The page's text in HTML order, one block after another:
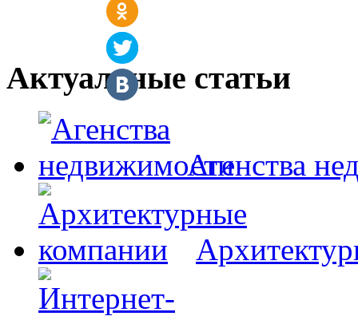
Актуальные статьи
Агенства